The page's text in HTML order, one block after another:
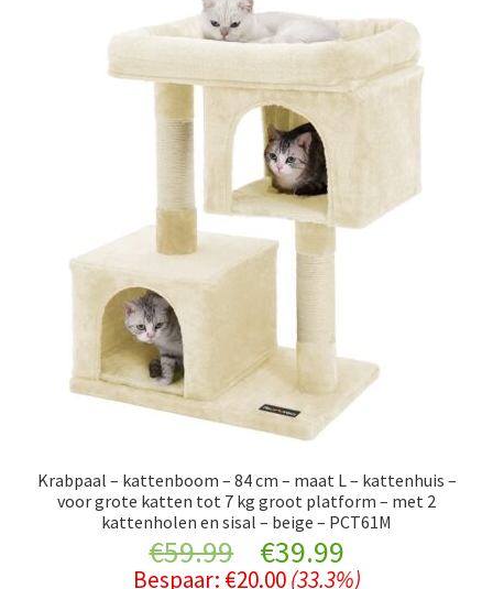
Krabpaal – kattenboom – 84 cm – maat L – kattenhuis –
voor grote katten tot 7 kg groot platform – met 2
kattenholen en sisal – beige – PCT61M
€59.99
Original
€39.99Current
Bespaar: €20.00 (33.3%)